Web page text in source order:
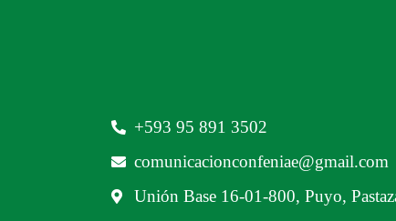
‪+593 95 891 3502‬
comunicacionconfeniae@gmail.com
Unión Base 16-01-800, Puyo,